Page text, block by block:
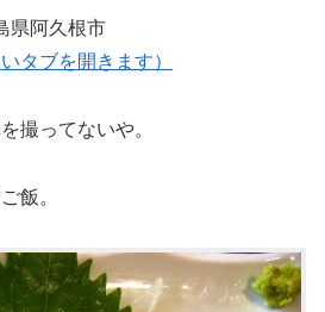
県阿久根市
タブを開きます）
撮ってないや。
飯。